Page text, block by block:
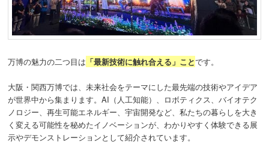
万博の魅力の二つ目は 「最新技術に触れ合える」ことです。
大阪・関西万博では、未来社会をテーマにした最先端の技術やアイデア
が世界中から集まります。AI（人工知能）、ロボティクス、バイオテク
ノロジー、再生可能エネルギー、宇宙開発など、私たちの暮らしを大き
く変える可能性を秘めたイノベーションが、わかりやすく体験できる展
示やデモンストレーションとして紹介されています。